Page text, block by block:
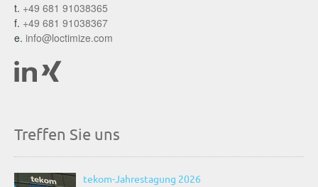
t. +49 681 91038365
f. +49 681 91038367
e. info@loctimize.com
Treffen Sie uns
tekom-Jahrestagung 2026